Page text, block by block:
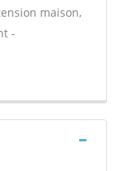
maison,
-